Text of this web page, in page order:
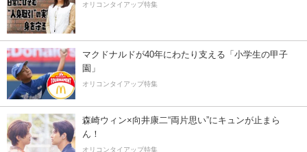
オリコンタイアップ特集
マクドナルドが40年にわたり支える「小学生の甲子
園」
オリコンタイアップ特集
森崎ウィン×向井康二“両片思い”にキュンが止まら
ん！
オリコンタイアップ特集